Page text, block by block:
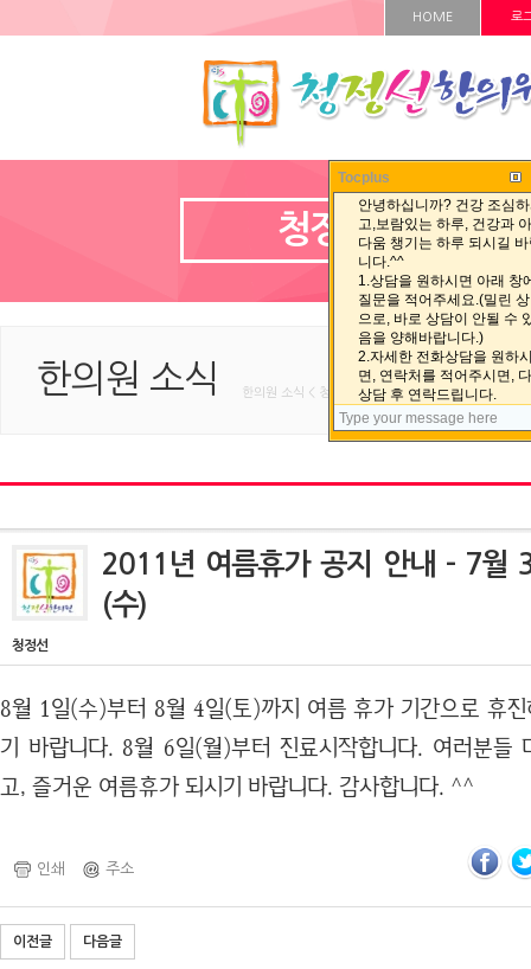
HOME 로
청정선 자료실
한의원 소식 한의원 소식 < 청정선 자료실 < HOME
2011년 여름휴가 공지 안내 - 7월
(수)
청정선
8월 1일(수)부터 8월 4일(토)까지 여름 휴가 기간으로 휴
기 바랍니다. 8월 6일(월)부터 진료시작합니다. 여러분들
고, 즐거운 여름휴가 되시기 바랍니다. 감사합니다. ^^
인쇄 주소
이전글 다음글
Tocplus